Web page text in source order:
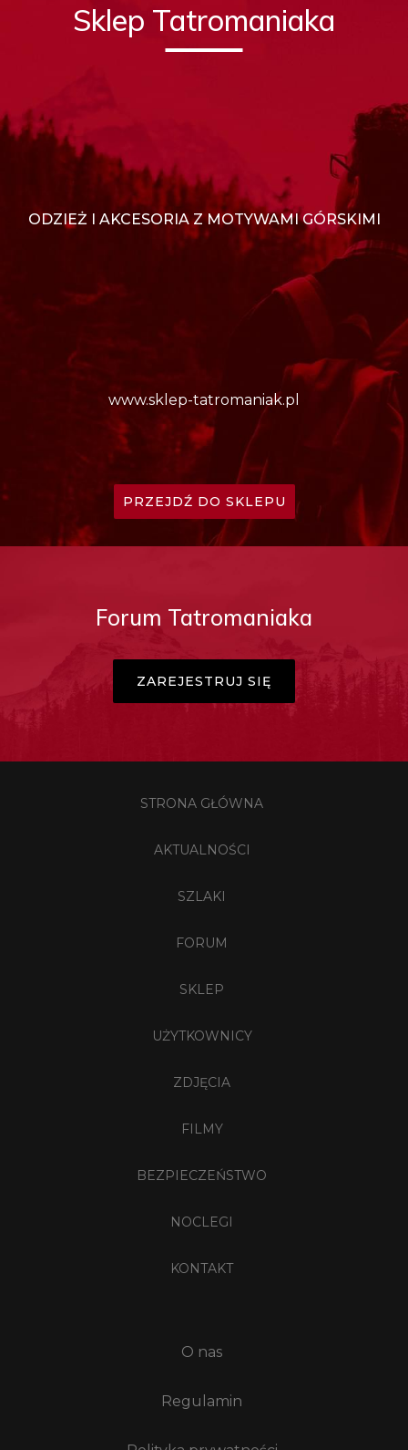
Sklep Tatromaniaka
ODZIEŻ I AKCESORIA Z MOTYWAMI GÓRSKIMI
www.sklep-tatromaniak.pl
PRZEJDŹ DO SKLEPU
Forum Tatromaniaka
ZAREJESTRUJ SIĘ
STRONA GŁÓWNA
AKTUALNOŚCI
SZLAKI
FORUM
SKLEP
UŻYTKOWNICY
ZDJĘCIA
FILMY
BEZPIECZEŃSTWO
NOCLEGI
KONTAKT
O nas
Regulamin